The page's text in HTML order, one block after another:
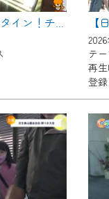
【日進】もうすぐバレンタイン！チョコスイーツをご紹介！
テ
再
登
変更により、お
やＰＣブラウ
ビスエリア20市
24日からはご加
TV』を利用
ビスへの加入と
解ご了承の程よ